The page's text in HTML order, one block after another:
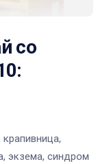
со
экзема, синдром